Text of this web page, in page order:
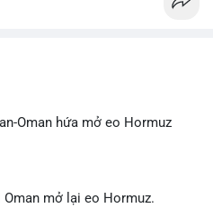
Oman hứa mở eo Hormuz
mở lại eo Hormuz.